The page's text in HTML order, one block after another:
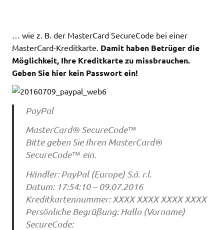
… wie z. B. der MasterCard SecureCode bei einer
MasterCard-Kreditkarte. Damit haben Betrüger die
Möglichkeit, Ihre Kreditkarte zu missbrauchen.
Geben Sie hier kein Passwort ein!
PayPal
MasterCard® SecureCode™
Bitte geben Sie Ihren MasterCard®
SecureCode™ ein.
Händler: PayPal (Europe) S.á. r.l.
Datum: 17:54:10 – 09.07.2016
Kreditkartennummer: XXXX XXXX XXXX XXXX
Persönliche Begrüßung: Hallo (Vorname)
SecureCode: